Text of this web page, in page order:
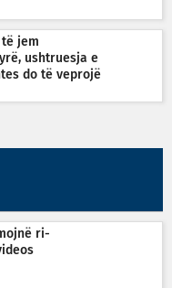
të jem
ushtruesja e
do të veprojë
ri-